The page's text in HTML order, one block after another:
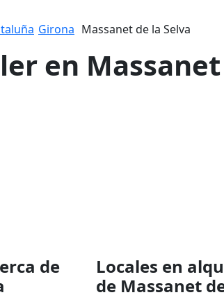
Girona Massanet de la Selva
en
de
Locales en
de Massanet